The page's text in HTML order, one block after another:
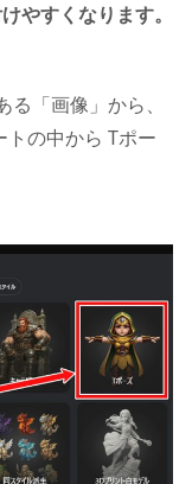
やすくなります。
「画像」から、
トの中から Tポー